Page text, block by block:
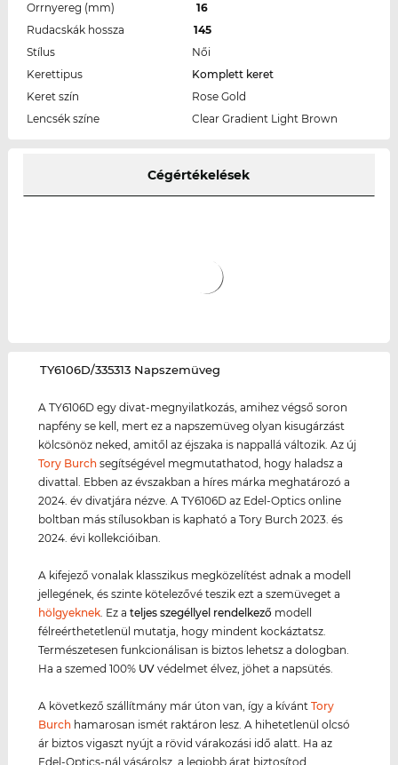
Orrnyereg (mm)
16
Rudacskák hossza
145
Stílus
Női
Kerettipus
Komplett keret
Keret szín
Rose Gold
Lencsék színe
Clear Gradient Light Brown
Cégértékelések
‌TY6106D/335313 Napszemüveg
A TY6106D egy divat-megnyilatkozás, amihez végső soron
napfény se kell, mert ez a napszemüveg olyan kisugárzást
kölcsönöz neked, amitől az éjszaka is nappallá változik. Az új
Tory Burch segítségével megmutathatod, hogy haladsz a
divattal. Ebben az évszakban a híres márka meghatározó a
2024. év divatjára nézve. A TY6106D az Edel-Optics online
boltban más stílusokban is kapható a Tory Burch 2023. és
2024. évi kollekcióiban.
A kifejező vonalak klasszikus megközelítést adnak a modell
jellegének, és szinte kötelezővé teszik ezt a szemüveget a
hölgyeknek. Ez ateljes szegéllyel rendelkező modell
félreérthetetlenül mutatja, hogy mindent kockáztatsz.
Természetesen funkcionálisan is biztos lehetsz a dologban.
Ha a szemed 100% UV védelmet élvez, jöhet a napsütés.
A következő szállítmány már úton van, így a kívántTory
Burch hamarosan ismét raktáron lesz. A hihetetlenül olcsó
ár biztos vigaszt nyújt a rövid várakozási idő alatt. Ha az
Edel-Optics-nál vásárolsz, a legjobb árat biztosítod